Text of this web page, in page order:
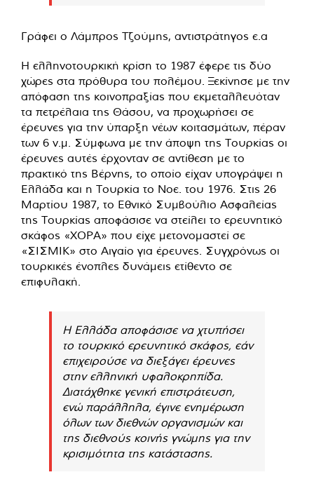
Γράφει ο Λάμπρος Τζούμης, αντιστράτηγος ε.α
Η ελληνοτουρκική κρίση το 1987 έφερε τις δύο
χώρες στα πρόθυρα του πολέμου. Ξεκίνησε με την
απόφαση της κοινοπραξίας που εκμεταλλευόταν
τα πετρέλαια της Θάσου, να προχωρήσει σε
έρευνες για την ύπαρξη νέων κοιτασμάτων, πέραν
των 6 ν.μ. Σύμφωνα με την άποψη της Τουρκίας οι
έρευνες αυτές έρχονταν σε αντίθεση με το
πρακτικό της Βέρνης, το οποίο είχαν υπογράψει η
Ελλάδα και η Τουρκία το Νοε. του 1976. Στις 26
Μαρτίου 1987, το Εθνικό Συμβούλιο Ασφαλείας
της Τουρκίας αποφάσισε να στείλει το ερευνητικό
σκάφος «ΧΟΡΑ» που είχε μετονομαστεί σε
«ΣΙΣΜΙΚ» στο Αιγαίο για έρευνες. Συγχρόνως οι
τουρκικές ένοπλες δυνάμεις ετίθεντο σε
επιφυλακή.
Η Ελλάδα αποφάσισε να χτυπήσει
το τουρκικό ερευνητικό σκάφος, εάν
επιχειρούσε να διεξάγει έρευνες
στην ελληνική υφαλοκρηπίδα.
Διατάχθηκε γενική επιστράτευση,
ενώ παράλληλα, έγινε ενημέρωση
όλων των διεθνών οργανισμών και
της διεθνούς κοινής γνώμης για την
κρισιμότητα της κατάστασης.